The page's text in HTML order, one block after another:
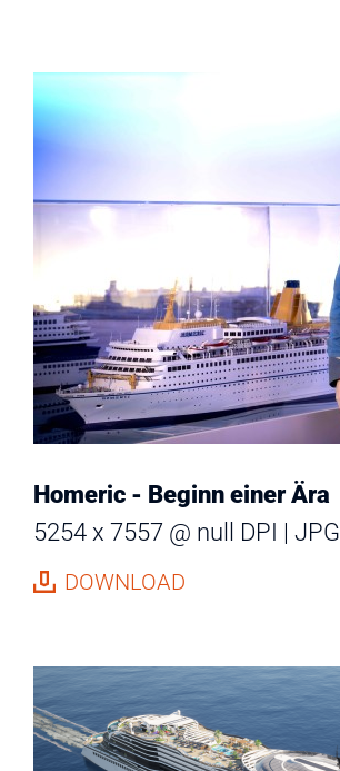
Homeric - Beginn einer Ära
5254 x 7557 @ null DPI
JPG
DOWNLOAD